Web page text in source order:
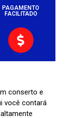
PAGAMENTO
FACILITADO
conserto e
você contará